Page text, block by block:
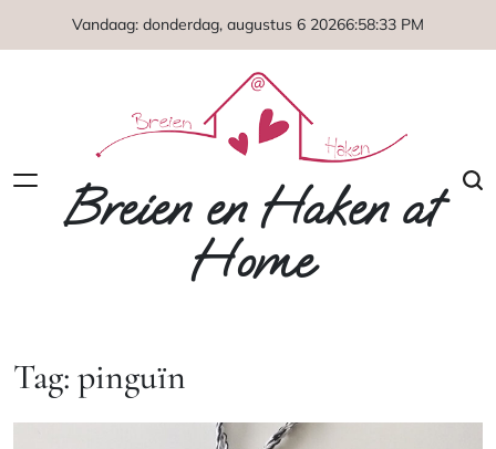
Vandaag: donderdag, augustus 6 20266:58:33 PM
Breien en Haken at
Home
Tag: pinguïn